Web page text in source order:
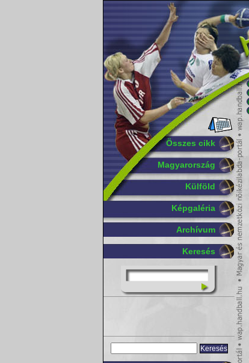
Összes cikk
Magyarország
Külföld
Képgaléria
Archívum
Keresés